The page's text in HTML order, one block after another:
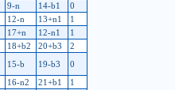
9-n 14-b1
0
12-n 13+n1
1
17+n 12-n1
1
18+b2 20+b3
2
15-b 19-b3
0
16-n2 21+b1
1